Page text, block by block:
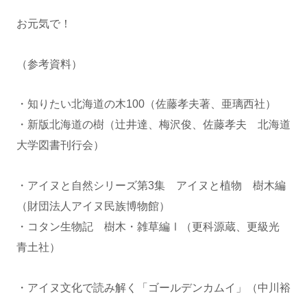
お元気で！
（参考資料）
・知りたい北海道の木100（佐藤孝夫著、亜璃西社）
・新版北海道の樹（辻井達、梅沢俊、佐藤孝夫 北海道
大学図書刊行会）
・アイヌと自然シリーズ第3集 アイヌと植物 樹木編
（財団法人アイヌ民族博物館）
・コタン生物記 樹木・雑草編Ⅰ（更科源蔵、更級光
青土社）
・アイヌ文化で読み解く「ゴールデンカムイ」（中川裕